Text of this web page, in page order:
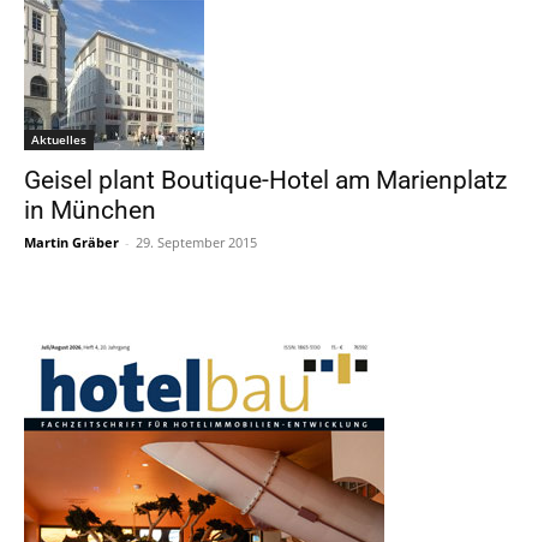
Aktuelles
Geisel plant Boutique-Hotel am Marienplatz
in München
Martin Gräber - 29. September 2015